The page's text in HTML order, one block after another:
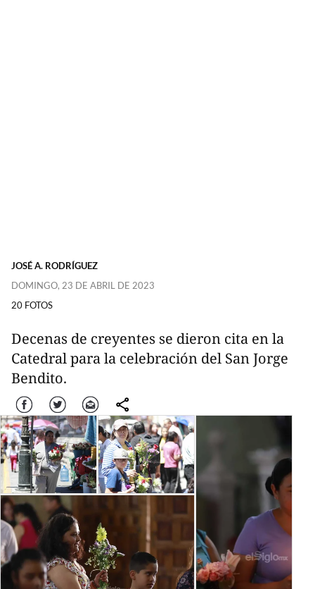
JOSÉ A. RODRÍGUEZ
DOMINGO, 23 DE ABRIL DE 2023
20 FOTOS
Decenas de creyentes se dieron cita en la
Catedral para la celebración del San Jorge
Bendito.
Facebook Twitter Correo comparte